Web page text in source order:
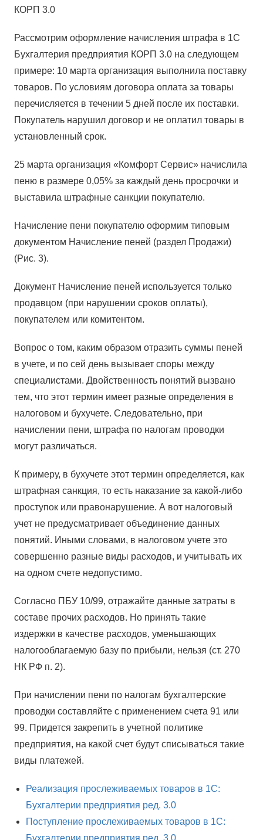
КОРП 3.0
Рассмотрим оформление начисления штрафа в 1С
Бухгалтерия предприятия КОРП 3.0 на следующем
примере: 10 марта организация выполнила поставку
товаров. По условиям договора оплата за товары
перечисляется в течении 5 дней после их поставки.
Покупатель нарушил договор и не оплатил товары в
установленный срок.
25 марта организация «Комфорт Сервис» начислила
пеню в размере 0,05% за каждый день просрочки и
выставила штрафные санкции покупателю.
Начисление пени покупателю оформим типовым
документом Начисление пеней (раздел Продажи)
(Рис. 3).
Документ Начисление пеней используется только
продавцом (при нарушении сроков оплаты),
покупателем или комитентом.
Вопрос о том, каким образом отразить суммы пеней
в учете, и по сей день вызывает споры между
специалистами. Двойственность понятий вызвано
тем, что этот термин имеет разные определения в
налоговом и бухучете. Следовательно, при
начислении пени, штрафа по налогам проводки
могут различаться.
К примеру, в бухучете этот термин определяется, как
штрафная санкция, то есть наказание за какой-либо
проступок или правонарушение. А вот налоговый
учет не предусматривает объединение данных
понятий. Иными словами, в налоговом учете это
совершенно разные виды расходов, и учитывать их
на одном счете недопустимо.
Согласно ПБУ 10/99, отражайте данные затраты в
составе прочих расходов. Но принять такие
издержки в качестве расходов, уменьшающих
налогооблагаемую базу по прибыли, нельзя (ст. 270
НК РФ п. 2).
При начислении пени по налогам бухгалтерские
проводки составляйте с применением счета 91 или
99. Придется закрепить в учетной политике
предприятия, на какой счет будут списываться такие
виды платежей.
Реализация прослеживаемых товаров в 1С:
Бухгалтерии предприятия ред. 3.0
Поступление прослеживаемых товаров в 1С:
Бухгалтерии предприятия ред. 3.0